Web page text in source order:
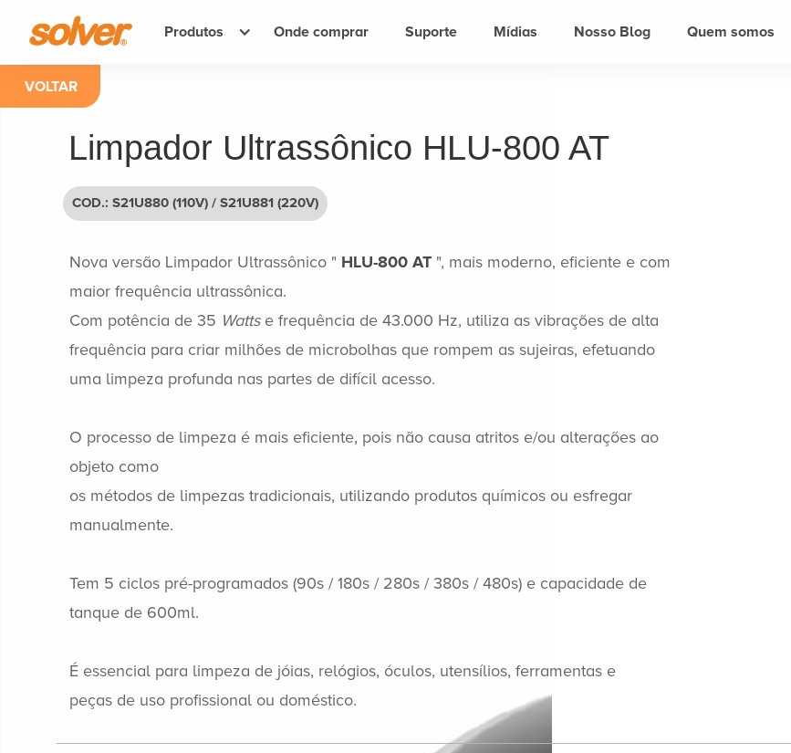
Produtos Onde comprar Suporte Mídias Nosso Blog Quem somos
VOLTAR
Limpador Ultrassônico HLU-800 AT
COD.: S21U880 (110V) / S21U881 (220V)
Nova versão Limpador Ultrassônico " HLU-800 AT ", mais moderno, eficiente e com
maior frequência ultrassônica.
Com potência de 35 Watts e frequência de 43.000 Hz, utiliza as vibrações de alta
frequência para criar milhões de microbolhas que rompem as sujeiras, efetuando
uma limpeza profunda nas partes de difícil acesso.
O processo de limpeza é mais eficiente, pois não causa atritos e/ou alterações ao
objeto como
os métodos de limpezas tradicionais, utilizando produtos químicos ou esfregar
manualmente.
Tem 5 ciclos pré-programados (90s / 180s / 280s / 380s / 480s) e capacidade de
tanque de 600ml.
É essencial para limpeza de jóias, relógios, óculos, utensílios, ferramentas e
peças de uso profissional ou doméstico.